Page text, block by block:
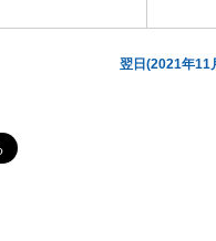
翌日(2021年11